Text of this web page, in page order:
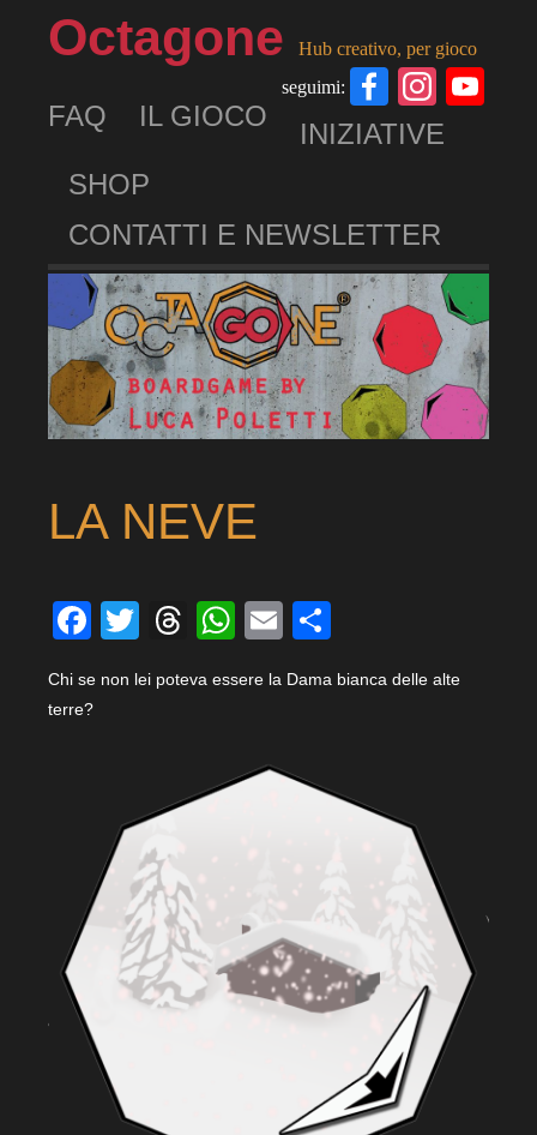
Octagone
Hub creativo, per gioco
seguimi:
Facebook
FAQ IL GIOCO
INIZIATIVE
SHOP
CONTATTI E NEWSLETTER
LA NEVE
Facebook
TwitterThreads
WhatsApp
Email
Chi se non lei poteva essere la Dama bianca delle alte
terre?